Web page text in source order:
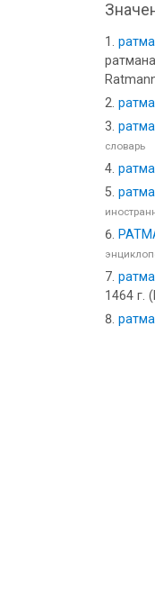
словарь
1464 г.